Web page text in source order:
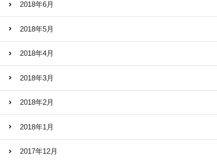
2018年6月
2018年5月
2018年4月
2018年3月
2018年2月
2018年1月
2017年12月